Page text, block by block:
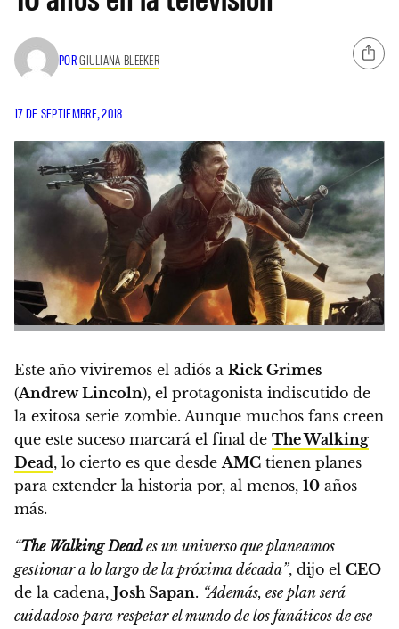
PORGIULIANA BLEEKER
17 DE SEPTIEMBRE, 2018
Este año viviremos el adiós a Rick Grimes
(Andrew Lincoln), el protagonista indiscutido de
la exitosa serie zombie. Aunque muchos fans creen
que este suceso marcará el final de The Walking
Dead, lo cierto es que desdeAMC tienen planes
para extender la historia por, al menos, 10 años
más.
“The Walking Dead es un universo que planeamos
gestionar a lo largo de la próxima década”, dijo el CEO
de la cadena, Josh Sapan. “Además, ese plan será
cuidadoso para respetar el mundo de los fanáticos de ese